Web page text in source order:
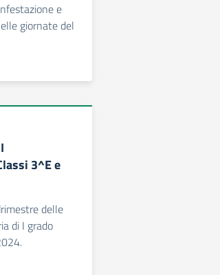
e
giornate del
3^E e
delle
di I grado